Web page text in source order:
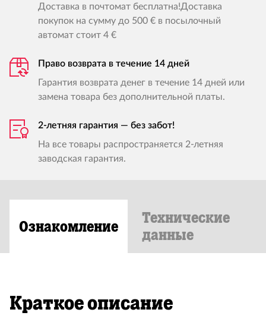
Доставка в почтомат бесплатна!Доставка
покупок на сумму до 500 € в посылочный
автомат стоит 4 €
Право возврата в течение 14 дней
Гарантия возврата денег в течение 14 дней или
замена товара без дополнительной платы.
2-летняя гарантия — без забот!
На все товары распространяется 2-летняя
заводская гарантия.
Ознакомление
Технические
данные
Краткое описание